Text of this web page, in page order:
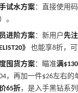
试水方案：直接使用码
。
进阶方案：新用户先
》
也能享8折，可
囤货方案：瞄准满
，再加一件$26左右
65折，是入手黑钻系
Matte Collection
最高3%返利